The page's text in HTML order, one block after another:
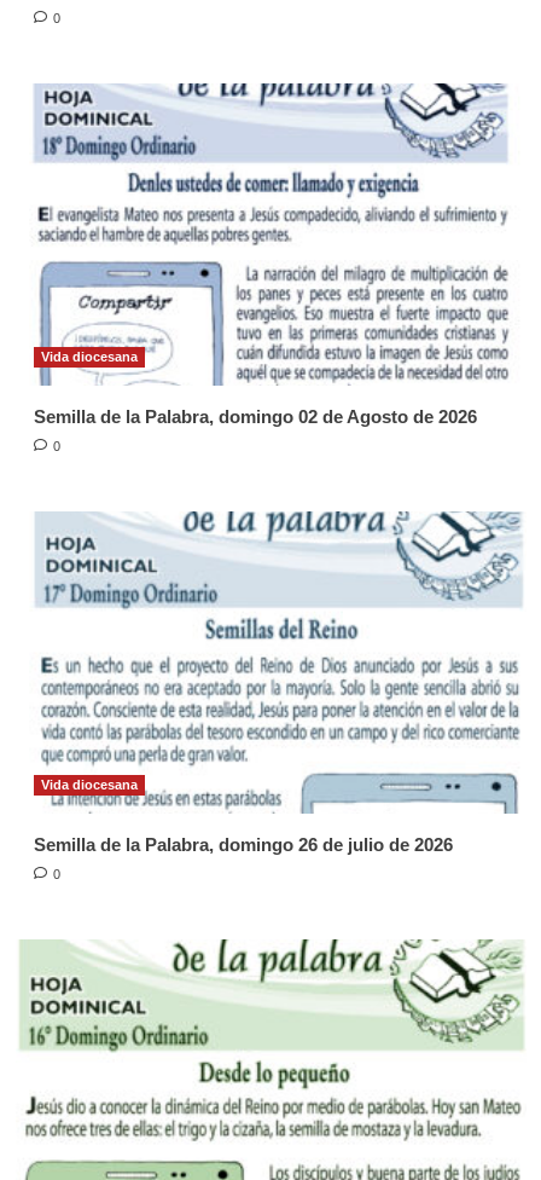
0
Vida diocesana
Semilla de la Palabra, domingo 02 de Agosto de 2026
0
Vida diocesana
Semilla de la Palabra, domingo 26 de julio de 2026
0